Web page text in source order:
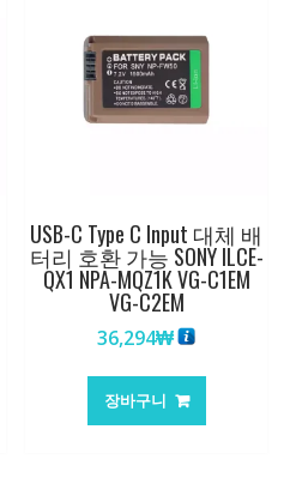
USB-C Type C Input 대체 배
터리 호환 가능 SONY ILCE-
QX1 NPA-MQZ1K VG-C1EM
VG-C2EM
36,294₩
장바구니